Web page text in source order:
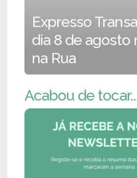
Expresso
dia 8 de agosto
na Rua
Acabou de